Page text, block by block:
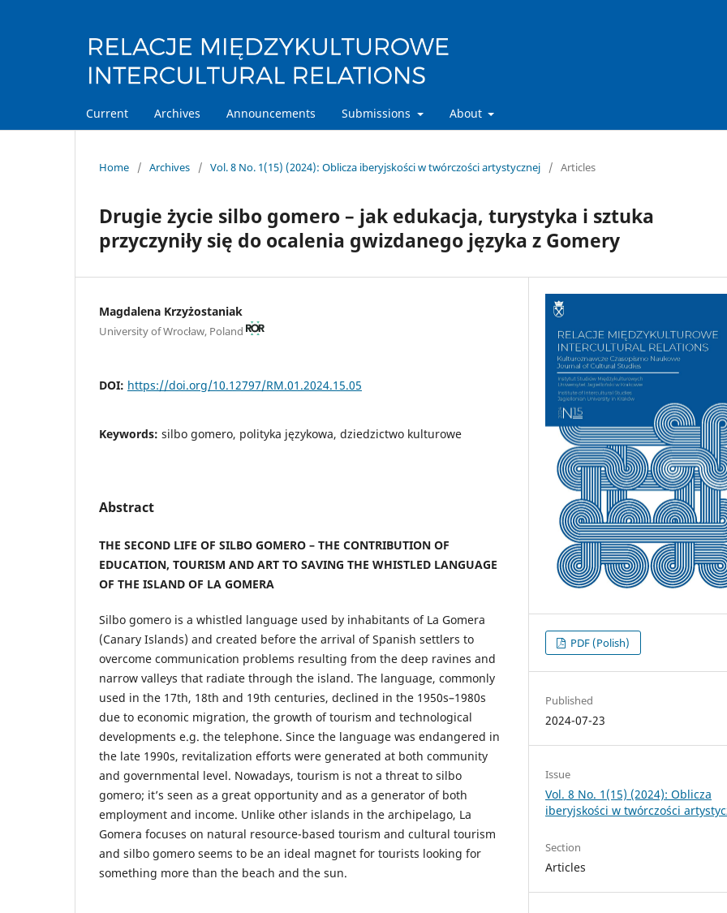
Current Archives Announcements Submissions About
Home / Archives / Vol. 8 No. 1(15) (2024): Oblicza iberyjskości w twórczości artystycznej / Articles
Drugie życie silbo gomero – jak edukacja, turystyka i sztuka
przyczyniły się do ocalenia gwizdanego języka z Gomery
Magdalena Krzyżostaniak
University of Wrocław, Poland
DOI: https://doi.org/10.12797/RM.01.2024.15.05
Keywords: silbo gomero, polityka językowa, dziedzictwo kulturowe
Abstract
THE SECOND LIFE OF SILBO GOMERO – THE CONTRIBUTION OF
EDUCATION, TOURISM AND ART TO SAVING THE WHISTLED LANGUAGE
OF THE ISLAND OF LA GOMERA
Silbo gomero is a whistled language used by inhabitants of La Gomera
(Canary Islands) and created before the arrival of Spanish settlers to
overcome communication problems resulting from the deep ravines and
narrow valleys that radiate through the island. The language, commonly
used in the 17th, 18th and 19th centuries, declined in the 1950s–1980s
due to economic migration, the growth of tourism and technological
developments e.g. the telephone. Since the language was endangered in
the late 1990s, revitalization efforts were generated at both community
and governmental level. Nowadays, tourism is not a threat to silbo
gomero; it’s seen as a great opportunity and as a generator of both
employment and income. Unlike other islands in the archipelago, La
Gomera focuses on natural resource-based tourism and cultural tourism
and silbo gomero seems to be an ideal magnet for tourists looking for
something more than the beach and the sun.
PDF (Polish)
Published
2024-07-23
Issue
Vol. 8 No. 1(15) (2024): Oblicza
iberyjskości w twórczości
Section
Articles